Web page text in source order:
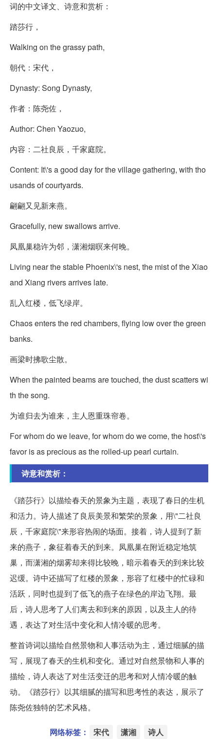
词的中文译文、诗意和赏析：
踏莎行，
Walking on the grassy path,
朝代：宋代，
Dynasty: Song Dynasty,
作者：陈尧佐，
Author: Chen Yaozuo,
内容：二社良辰，千家庭院。
Content: It\'s a good day for the village gathering, with tho
usands of courtyards.
翩翩又见新来燕。
Gracefully, new swallows arrive.
凤凰巢稳许为邻，潇湘烟暝来何晚。
Living near the stable Phoenix\'s nest, the mist of the Xiao
and Xiang rivers arrives late.
乱入红楼，低飞绿岸。
Chaos enters the red chambers, flying low over the green
banks.
画梁时拂歌尘散。
When the painted beams are touched, the dust scatters wi
th the song.
为谁归去为谁来，主人恩重珠帘卷。
For whom do we leave, for whom do we come, the host\'s
favor is as precious as the rolled-up pearl curtain.
诗意和赏析：
《踏莎行》以描绘春天的景象为主题，表现了春日的生机
和活力。诗人描述了良辰美景和繁荣的景象，用\"二社良
辰，千家庭院\"来形容热闹的场面。接着，诗人提到了新
来的燕子，象征着春天的到来。凤凰巢在附近稳定地筑
巢，而潇湘的烟雾却来得比较晚，暗示着春天的到来比较
迟缓。诗中还描写了红楼的景象，形容了红楼中的忙碌和
活跃，同时也提到了低飞的燕子在绿色的岸边飞翔。最
后，诗人思考了人们离去和到来的原因，以及主人的待
遇，表达了对生活中变化和人情冷暖的思考。
整首诗词以描绘自然景物和人事活动为主，通过细腻的描
写，展现了春天的生机和变化。通过对自然景物和人事的
描绘，诗人表达了对生活变迁的思考和对人情冷暖的触
动。《踏莎行》以其细腻的描写和思考性的表达，展示了
陈尧佐独特的艺术风格。
网络标签： 宋代 潇湘 诗人